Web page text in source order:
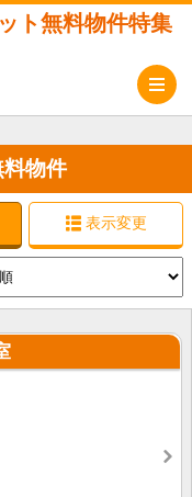
ト無料物件特集
物件
表示変更